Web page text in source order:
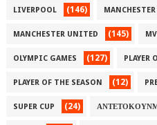
LIVERPOOL (146)
MANCHESTER UNITED (145)
OLYMPIC GAMES (127) PLAYER
PLAYER OF THE SEASON (12)
SUPER CUP (24)